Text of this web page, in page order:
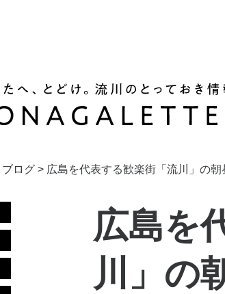
ブログ > 広島を代表する歓楽街「流川」の朝
広島を
川」の